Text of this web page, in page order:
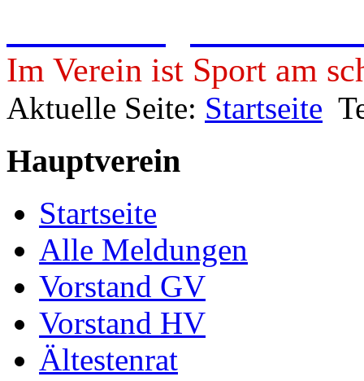
Im Verein ist Sport am
Aktuelle Seite: Startseite
Hauptverein
Startseite
Alle Meldungen
Vorstand GV
Vorstand HV
Ältestenrat